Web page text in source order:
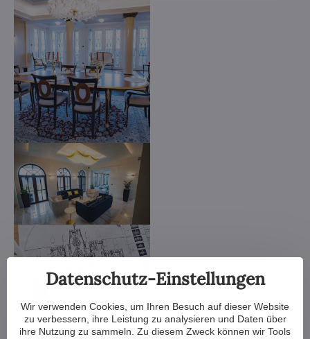
Datenschutz-Einstellungen
Wir verwenden Cookies, um Ihren Besuch auf dieser Website
zu verbessern, ihre Leistung zu analysieren und Daten über
ihre Nutzung zu sammeln. Zu diesem Zweck können wir Tools